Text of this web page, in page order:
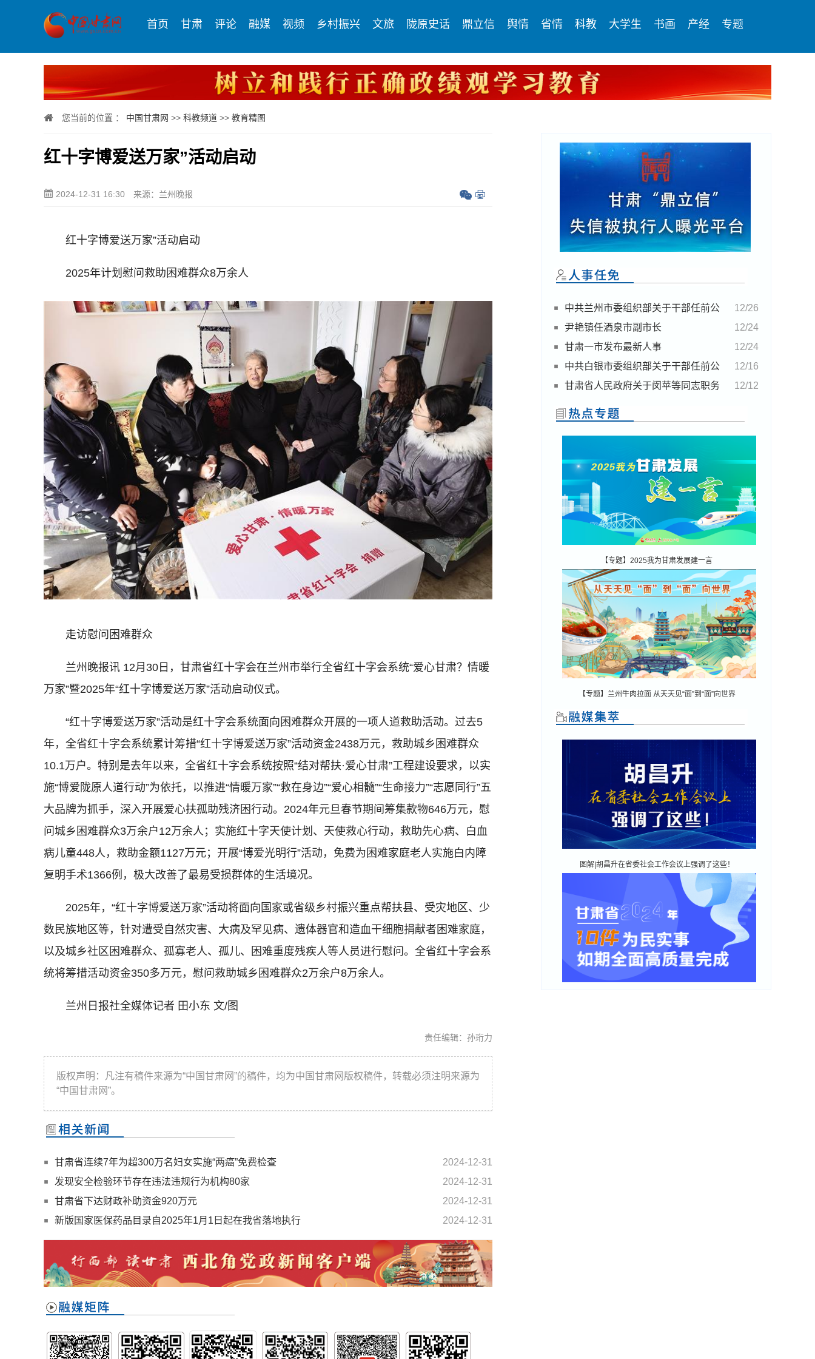
首页 甘肃 评论 融媒 视频 乡村振兴 文旅 陇原史话 鼎立信 舆情 省情 科教 大学生 书画 产经 专题
您当前的位置 ： 中国甘肃网 >> 科教频道 >> 教育精图
红十字博爱送万家”活动启动
2024-12-31 16:30 来源：兰州晚报
红十字博爱送万家”活动启动
2025年计划慰问救助困难群众8万余人
走访慰问困难群众
兰州晚报讯 12月30日，甘肃省红十字会在兰州市举行全省红十字会系统“爱心甘肃？情暖
万家”暨2025年“红十字博爱送万家”活动启动仪式。
“红十字博爱送万家”活动是红十字会系统面向困难群众开展的一项人道救助活动。过去5
年，全省红十字会系统累计筹措“红十字博爱送万家”活动资金2438万元，救助城乡困难群众
10.1万户。特别是去年以来，全省红十字会系统按照“结对帮扶·爱心甘肃”工程建设要求，以实
施“博爱陇原人道行动”为依托，以推进“情暖万家”“救在身边”“爱心相髓”“生命接力”“志愿同行”五
大品牌为抓手，深入开展爱心扶孤助残济困行动。2024年元旦春节期间筹集款物646万元，慰
问城乡困难群众3万余户12万余人；实施红十字天使计划、天使救心行动，救助先心病、白血
病儿童448人，救助金额1127万元；开展“博爱光明行”活动，免费为困难家庭老人实施白内障
复明手术1366例，极大改善了最易受损群体的生活境况。
2025年，“红十字博爱送万家”活动将面向国家或省级乡村振兴重点帮扶县、受灾地区、少
数民族地区等，针对遭受自然灾害、大病及罕见病、遗体器官和造血干细胞捐献者困难家庭，
以及城乡社区困难群众、孤寡老人、孤儿、困难重度残疾人等人员进行慰问。全省红十字会系
统将筹措活动资金350多万元，慰问救助城乡困难群众2万余户8万余人。
兰州日报社全媒体记者 田小东 文/图
责任编辑：孙珩力
版权声明：凡注有稿件来源为“中国甘肃网”的稿件，均为中国甘肃网版权稿件，转载必须注明来源为
“中国甘肃网”。
2024-12-31
甘肃省连续7年为超300万名妇女实施“两癌”免费检查
2024-12-31
发现安全检验环节存在违法违规行为机构80家
2024-12-31
甘肃省下达财政补助资金920万元
2024-12-31
新版国家医保药品目录自2025年1月1日起在我省落地执行
12/26
中共兰州市委组织部关于干部任前公
示的公告
12/24
尹艳镇任酒泉市副市长
12/24
甘肃一市发布最新人事
12/16
中共白银市委组织部关于干部任前公
示的公告
12/12
甘肃省人民政府关于闵苹等同志职务
任免的通知
【专题】2025我为甘肃发展建一言
【专题】兰州牛肉拉面 从天天见“面”到“面”向世界
图解|胡昌升在省委社会工作会议上强调了这些！